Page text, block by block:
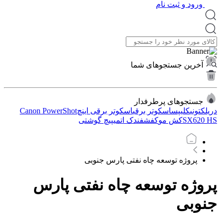
ورود و ثبت نام
آخرین جستجوهای شما
جستجوهای پرطرفدار
دریلکتونیکلیپساسکوتر برقیاسکوتر برقی اینچCanon PowerShot
SX620 HSکش موکفشفندک اتمیپیچ گوشتی
پروژه توسعه چاه نفتی پارس جنوبی
پروژه توسعه چاه نفتی پارس
جنوبی